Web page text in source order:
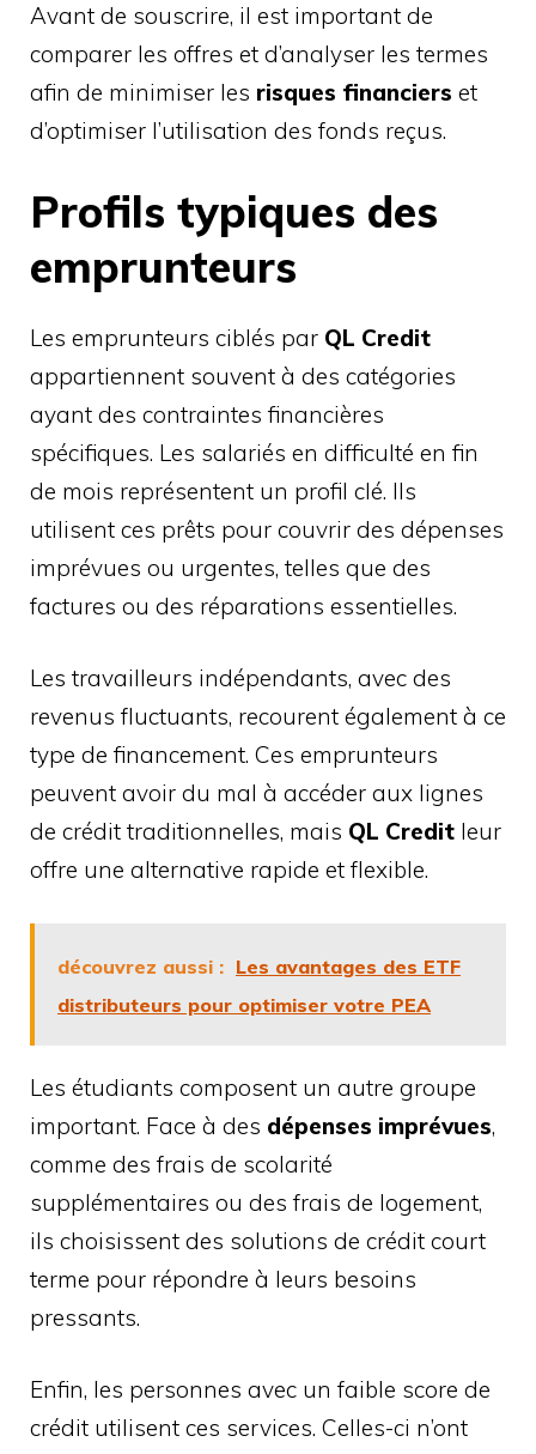
Avant de souscrire, il est important de
comparer les offres et d’analyser les termes
afin de minimiser les risques financiers et
d’optimiser l’utilisation des fonds reçus.
Profils typiques des
emprunteurs
Les emprunteurs ciblés par QL Credit
appartiennent souvent à des catégories
ayant des contraintes financières
spécifiques. Les salariés en difficulté en fin
de mois représentent un profil clé. Ils
utilisent ces prêts pour couvrir des dépenses
imprévues ou urgentes, telles que des
factures ou des réparations essentielles.
Les travailleurs indépendants, avec des
revenus fluctuants, recourent également à ce
type de financement. Ces emprunteurs
peuvent avoir du mal à accéder aux lignes
de crédit traditionnelles, mais QL Credit leur
offre une alternative rapide et flexible.
découvrez aussi : Les avantages des ETF
distributeurs pour optimiser votre PEA
Les étudiants composent un autre groupe
important. Face à des dépenses imprévues,
comme des frais de scolarité
supplémentaires ou des frais de logement,
ils choisissent des solutions de crédit court
terme pour répondre à leurs besoins
pressants.
Enfin, les personnes avec un faible score de
crédit utilisent ces services. Celles-ci n’ont